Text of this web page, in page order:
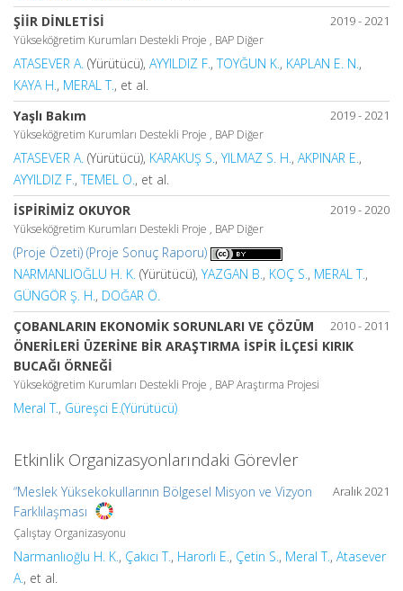
2019 - 2021
ŞİİR DİNLETİSİ
Yükseköğretim Kurumları Destekli Proje , BAP Diğer
ATASEVER A. (Yürütücü), AYYILDIZ F. ,TOYĞUN K. , KAPLAN E. N. ,
KAYA H. , MERAL T., et al.
2019 - 2021
Yaşlı Bakım
Yükseköğretim Kurumları Destekli Proje , BAP Diğer
ATASEVER A. (Yürütücü), KARAKUŞ S. , YILMAZ S. H. , AKPINAR E. ,
AYYILDIZ F. ,TEMEL O. , et al.
2019 - 2020
İSPİRİMİZ OKUYOR
Yükseköğretim Kurumları Destekli Proje , BAP Diğer
(Proje Özeti) (Proje Sonuç Raporu)
NARMANLIOĞLU H. K. (Yürütücü), YAZGAN B. , KOÇ S. , MERAL T.,
GÜNGÖR Ş. H. , DOĞAR Ö.
2010 - 2011
ÇOBANLARIN EKONOMİK SORUNLARI VE ÇÖZÜM
ÖNERİLERİ ÜZERİNE BİR ARAŞTIRMA İSPİR İLÇESİ KIRIK
BUCAĞI ÖRNEĞİ
Yükseköğretim Kurumları Destekli Proje , BAP Araştırma Projesi
Meral T., Güreşci E.(Yürütücü)
Etkinlik Organizasyonlarındaki Görevler
Aralık 2021
“Meslek Yüksekokullarının Bölgesel Misyon ve Vizyon
Farklılaşması
Çalıştay Organizasyonu
Narmanlıoğlu H. K. , Çakıcı T., Harorlı E. , Çetin S. , Meral T., Atasever
A. , et al.